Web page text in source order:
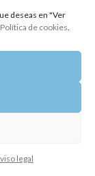
deseas en "Ver
Política de cookies.
legal
cookies